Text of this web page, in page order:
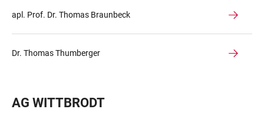
apl. Prof. Dr. Thomas Braunbeck
Dr. Thomas Thumberger
AG WITTBRODT